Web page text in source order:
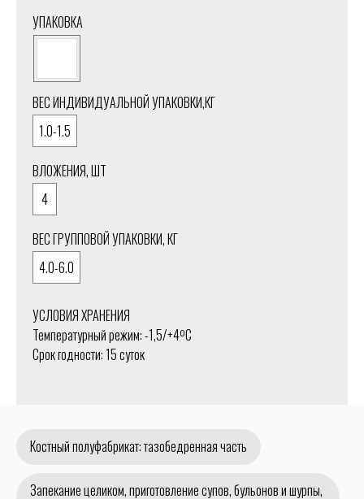
УПАКОВКА
ВЕС ИНДИВИДУАЛЬНОЙ УПАКОВКИ,КГ
1.0-1.5
ВЛОЖЕНИЯ, ШТ
4
ВЕС ГРУППОВОЙ УПАКОВКИ, КГ
4.0-6.0
УСЛОВИЯ ХРАНЕНИЯ
Температурный режим: -1,5/+4ºС
Срок годности: 15 суток
Костный полуфабрикат: тазобедренная часть
Запекание целиком, приготовление супов, бульонов и шурпы,